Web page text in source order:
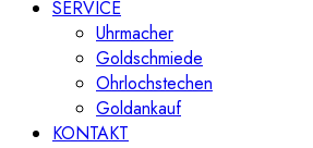
SERVICE
Uhrmacher
Goldschmiede
Ohrlochstechen
Goldankauf
KONTAKT